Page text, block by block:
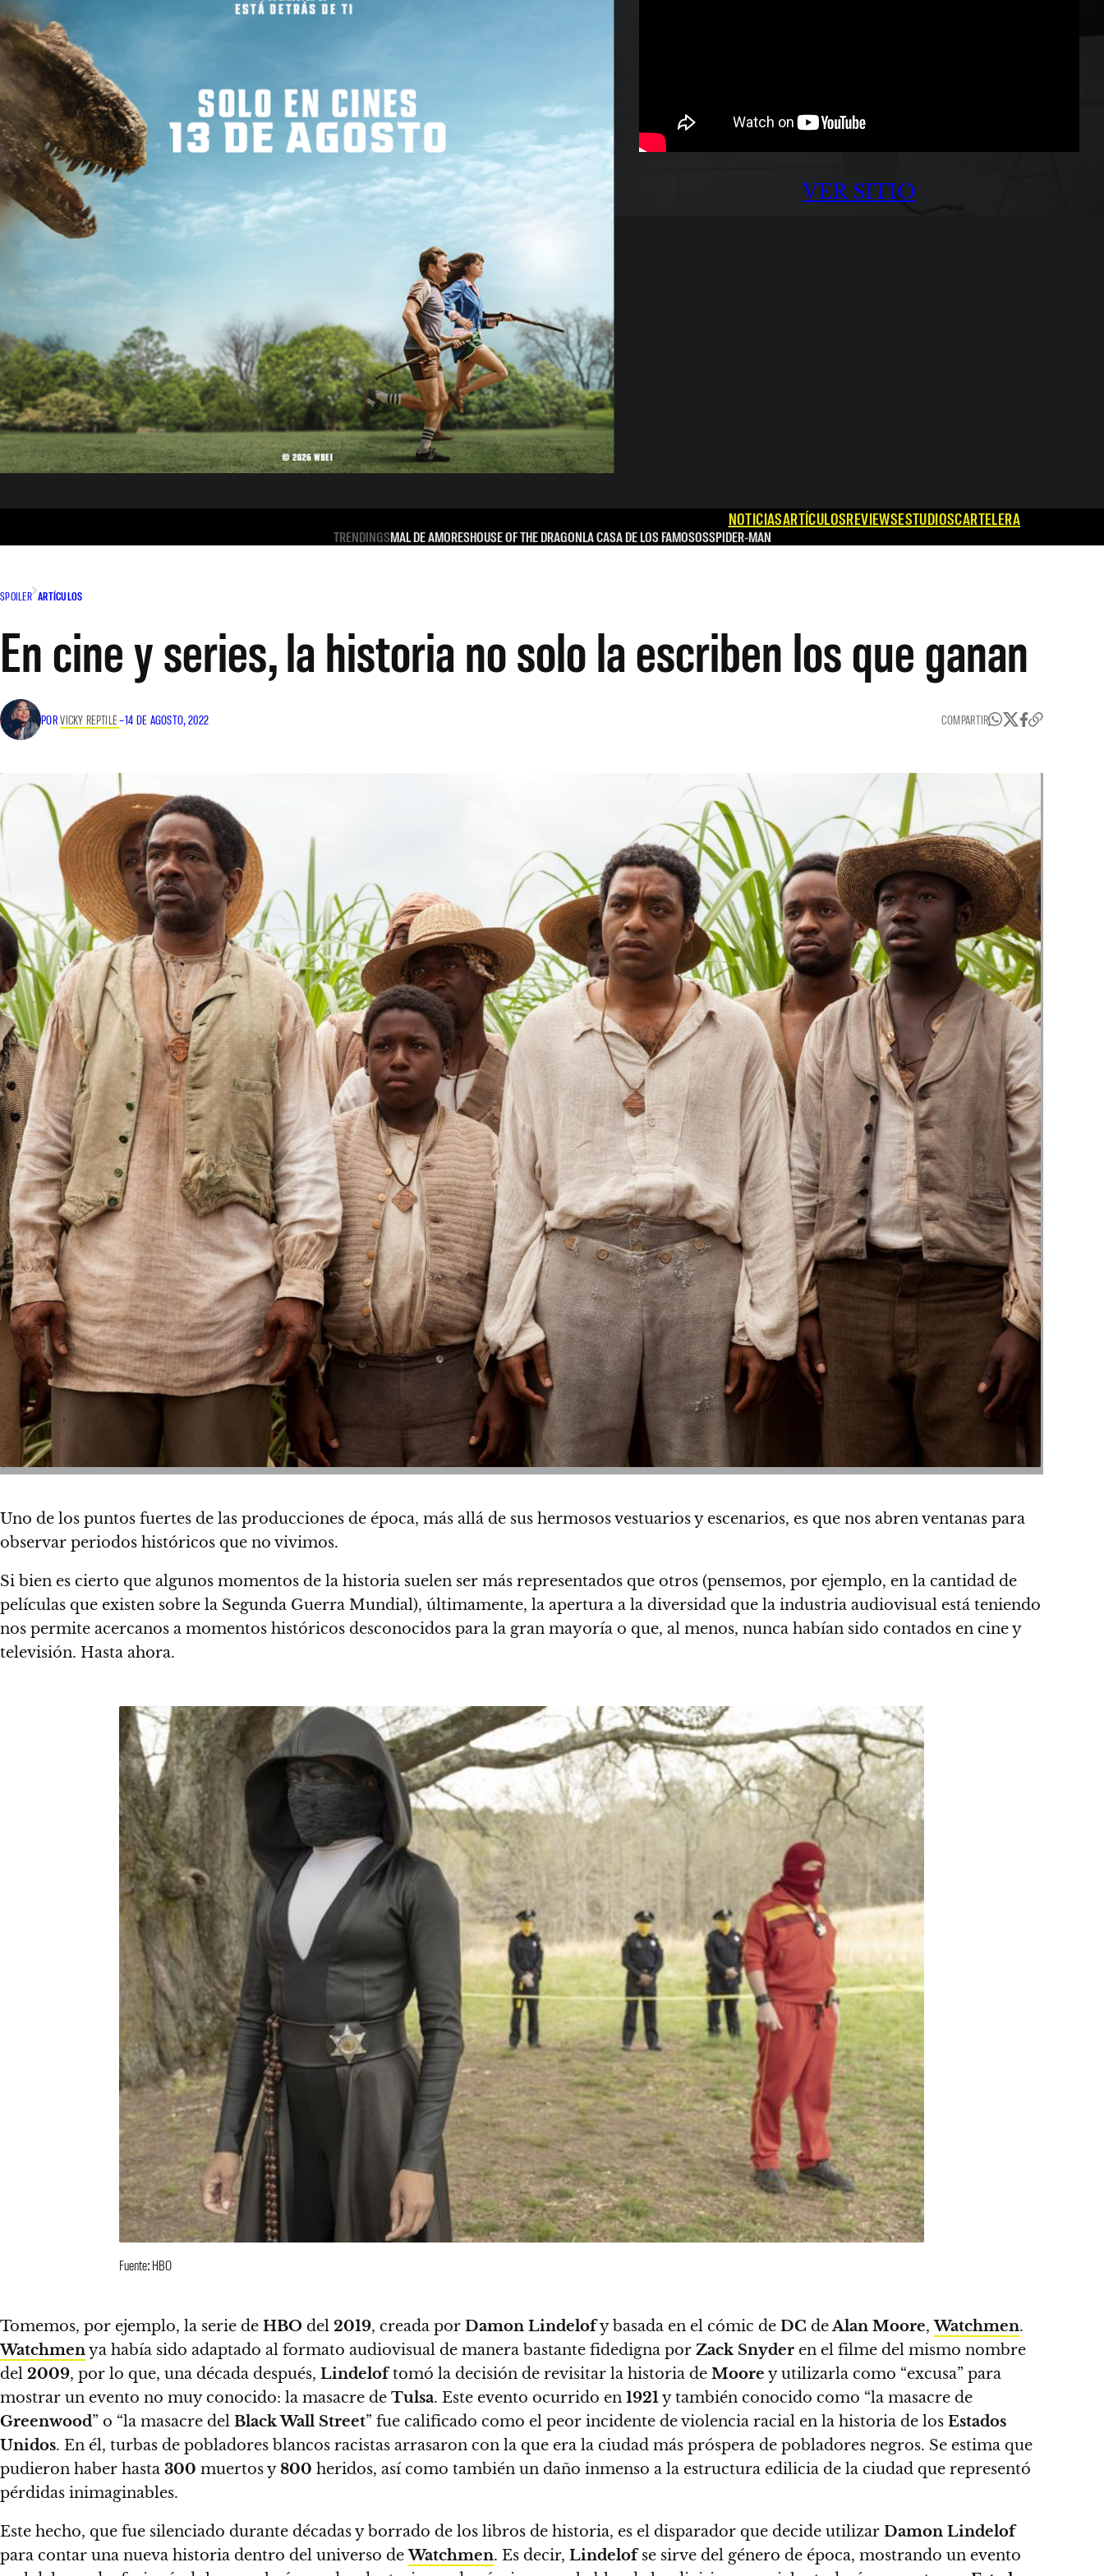
VER SITIO
NOTICIASARTÍCULOSREVIEWSESTUDIOSCARTELERA
TRENDINGSMAL DE AMORESHOUSE OF THE DRAGONLA CASA DE LOS FAMOSOSSPIDER-MAN
SPOILER ARTÍCULOS
En cine y series, la historia no solo la escriben los que ganan
PORVICKY REPTILE–14 DE AGOSTO, 2022 COMPARTIR
Uno de los puntos fuertes de las producciones de época, más allá de sus hermosos vestuarios y escenarios, es que nos abren ventanas para
observar periodos históricos que no vivimos.
Si bien es cierto que algunos momentos de la historia suelen ser más representados que otros (pensemos, por ejemplo, en la cantidad de
películas que existen sobre la Segunda Guerra Mundial), últimamente, la apertura a la diversidad que la industria audiovisual está teniendo
nos permite acercanos a momentos históricos desconocidos para la gran mayoría o que, al menos, nunca habían sido contados en cine y
televisión. Hasta ahora.
Fuente: HBO
Tomemos, por ejemplo, la serie de HBO del 2019, creada por Damon Lindelofy basada en el cómic de DC deAlan Moore,Watchmen.
Watchmenya había sido adaptado al formato audiovisual de manera bastante fidedigna por Zack Snyder en el filme del mismo nombre
del 2009, por lo que, una década después, Lindeloftomó la decisión de revisitar la historia de Moore y utilizarla como “excusa” para
mostrar un evento no muy conocido: la masacre de Tulsa. Este evento ocurrido en 1921y también conocido como “la masacre de
Greenwood” o “la masacre del Black Wall Street” fue calificado como el peor incidente de violencia racial en la historia de los Estados
Unidos. En él, turbas de pobladores blancos racistas arrasaron con la que era la ciudad más próspera de pobladores negros. Se estima que
pudieron haber hasta 300 muertos y 800 heridos, así como también un daño inmenso a la estructura edilicia de la ciudad que representó
pérdidas inimaginables.
Este hecho, que fue silenciado durante décadas y borrado de los libros de historia, es el disparador que decide utilizar Damon Lindelof
para contar una nueva historia dentro del universo deWatchmen. Es decir, Lindelofse sirve del género de época, mostrando un evento